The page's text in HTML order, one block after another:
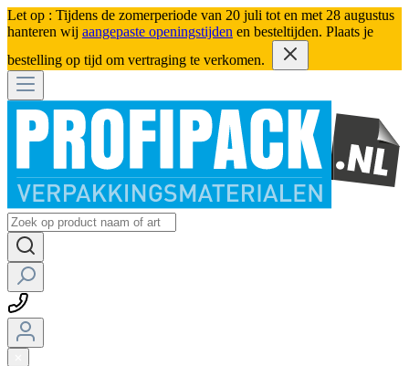
Let op : Tijdens de zomerperiode van 20 juli tot en met 28 augustus
hanteren wij aangepaste openingstijden en besteltijden. Plaats je
bestelling op tijd om vertraging te verkomen.